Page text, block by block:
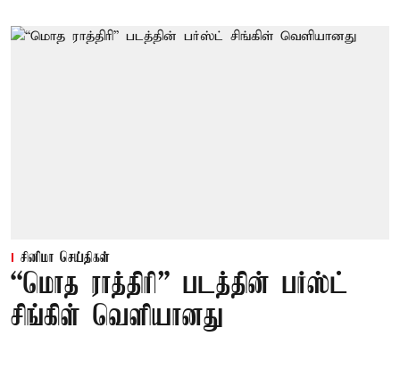
சினிமா செய்திகள்
“மொத ராத்திரி” படத்தின் பர்ஸ்ட்
சிங்கிள் வெளியானது